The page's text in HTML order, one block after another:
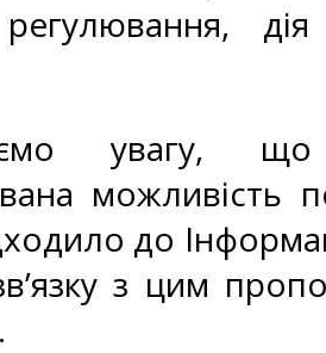
увагу,
можливість
до
з цим